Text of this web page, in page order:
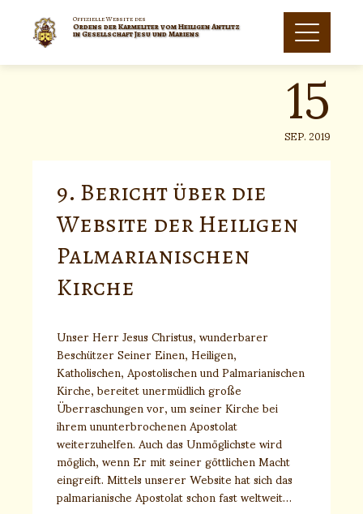
content
Offizielle Website des
Ordens der Karmeliter vom Heiligen Antlitz
in Gesellschaft Jesu und Mariens 15
SEP. 2019
9. Bericht über die
Website der Heiligen
Palmarianischen
Kirche
Unser Herr Jesus Christus, wunderbarer
Beschützer Seiner Einen, Heiligen,
Katholischen, Apostolischen und Palmarianischen
Kirche, bereitet unermüdlich große
Überraschungen vor, um seiner Kirche bei
ihrem ununterbrochenen Apostolat
weiterzuhelfen. Auch das Unmöglichste wird
möglich, wenn Er mit seiner göttlichen Macht
eingreift. Mittels unserer Website hat sich das
palmarianische Apostolat schon fast weltweit…